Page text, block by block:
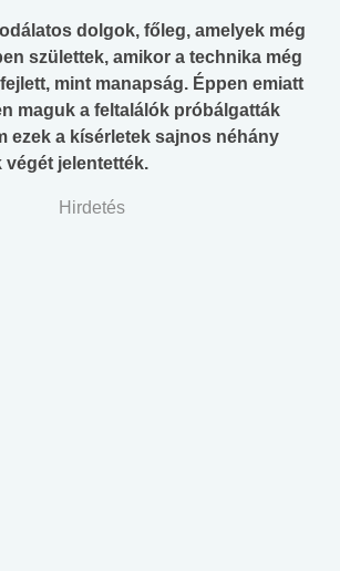
dolgok, főleg, amelyek még
születtek, amikor a technika még
mint manapság. Éppen emiatt
maguk a feltalálók próbálgatták
ezek a kísérletek sajnos néhány
végét jelentették.
Hirdetés